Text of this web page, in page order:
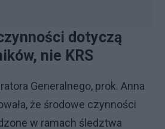
dotyczą
nie KRS
Generalnego, prok. Anna
że środowe czynności
w ramach śledztwa